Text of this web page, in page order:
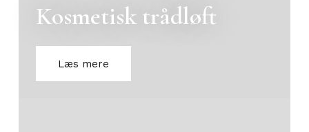
Kosmetisk trådløft
Læs mere